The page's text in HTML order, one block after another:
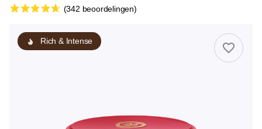
(342 beoordelingen)
Rich & Intense